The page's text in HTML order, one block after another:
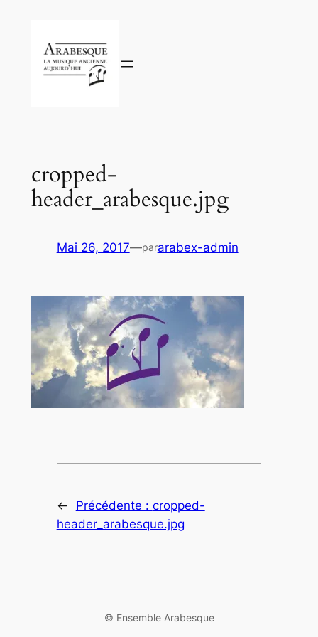
contenu
cropped-
header_arabesque.jpg
Mai 26, 2017—pararabex-admin
← Précédente : cropped-
header_arabesque.jpg
©️ Ensemble Arabesque